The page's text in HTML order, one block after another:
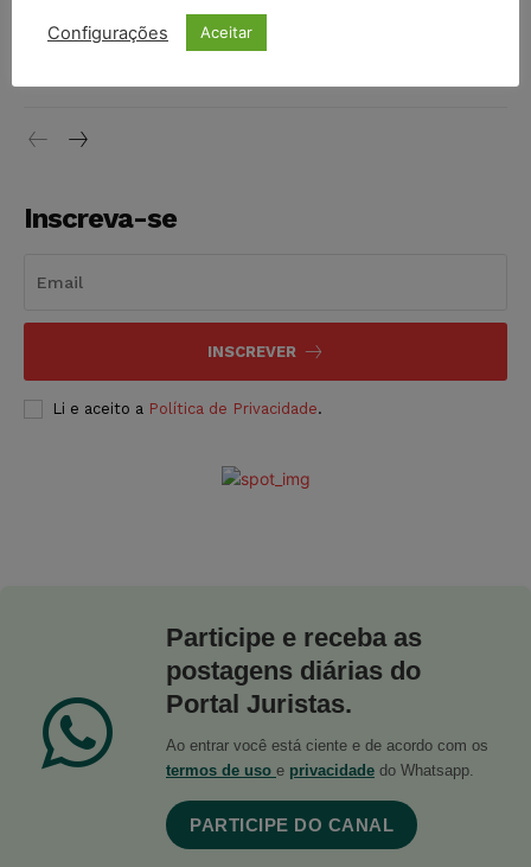
Conselho Nacional de Justiça determina afastamento da
juíza Gabriela Hardt por dois anos
Inscreva-se
INSCREVER
Li e aceito a Política de Privacidade.
Participe e receba as
postagens diárias do
Portal Juristas.
Ao entrar você está ciente e de acordo com os
termos de uso e privacidade do Whatsapp.
PARTICIPE DO CANAL
Configurações Aceitar